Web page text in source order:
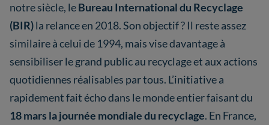
notre siècle, leBureau International du Recyclage
(BIR)la relance en 2018. Son objectif ? Il reste assez
similaire à celui de 1994, mais vise davantage à
sensibiliser le grand public au recyclage et aux actions
quotidiennes réalisables par tous. L’initiative a
rapidement fait écho dans le monde entier faisant du
18 mars la journée mondiale du recyclage. En France,